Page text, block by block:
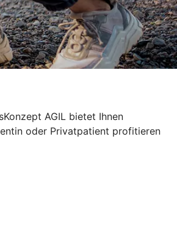
AGIL bietet Ihnen
oder Privatpatient profitieren